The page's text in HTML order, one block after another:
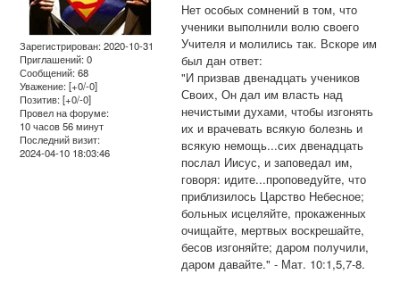
Зарегистрирован: 2020-10-31
Приглашений:0
Сообщений:68
Уважение: [+0/-0]
Позитив: [+0/-0]
Провел на форуме:
10 часов 56 минут
Последний визит:
2024-04-10 18:03:46
Нет особых сомнений в том, что
ученики выполнили волю своего
Учителя и молились так. Вскоре им
был дан ответ:
"И призвав двенадцать учеников
Своих, Он дал им власть над
нечистыми духами, чтобы изгонять
их и врачевать всякую болезнь и
всякую немощь...сих двенадцать
послал Иисус, и заповедал им,
говоря: идите...проповедуйте, что
приблизилось Царство Небесное;
больных исцеляйте, прокаженных
очищайте, мертвых воскрешайте,
бесов изгоняйте; даром получили,
даром давайте." - Мат. 10:1,5,7-8.